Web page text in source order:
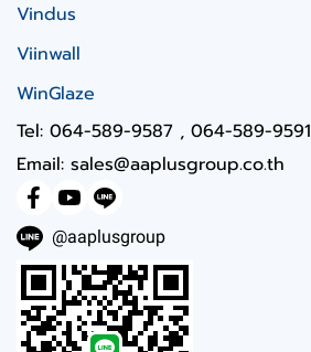
Vindus
Viinwall
WinGlaze
Tel: 064-589-9587 , 064-589-9591
Email: sales@aaplusgroup.co.th
@aaplusgroup